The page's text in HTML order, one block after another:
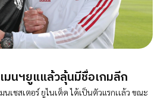
มนฯยูแแล้วลุ้นมีชื่อเกมลีก
นเชสเตอร์ ยูไนเต็ด ได้เป็นตัวแรกเเล้ว ขณะ